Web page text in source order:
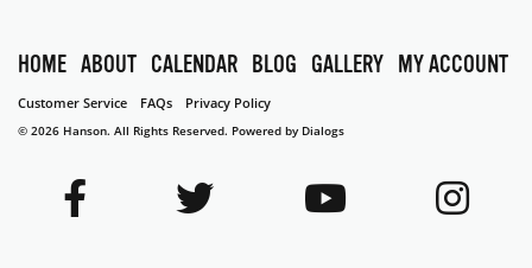
HOME ABOUT CALENDAR BLOG GALLERY MY ACCOUNT
Customer Service FAQs Privacy Policy
© 2026 Hanson. All Rights Reserved. Powered by Dialogs